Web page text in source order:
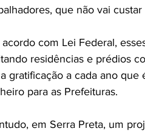
que não vai
acordo com Lei Federal,
residências e prédios
gratificação a cada ano
para as Prefeituras.
em Serra Preta, um